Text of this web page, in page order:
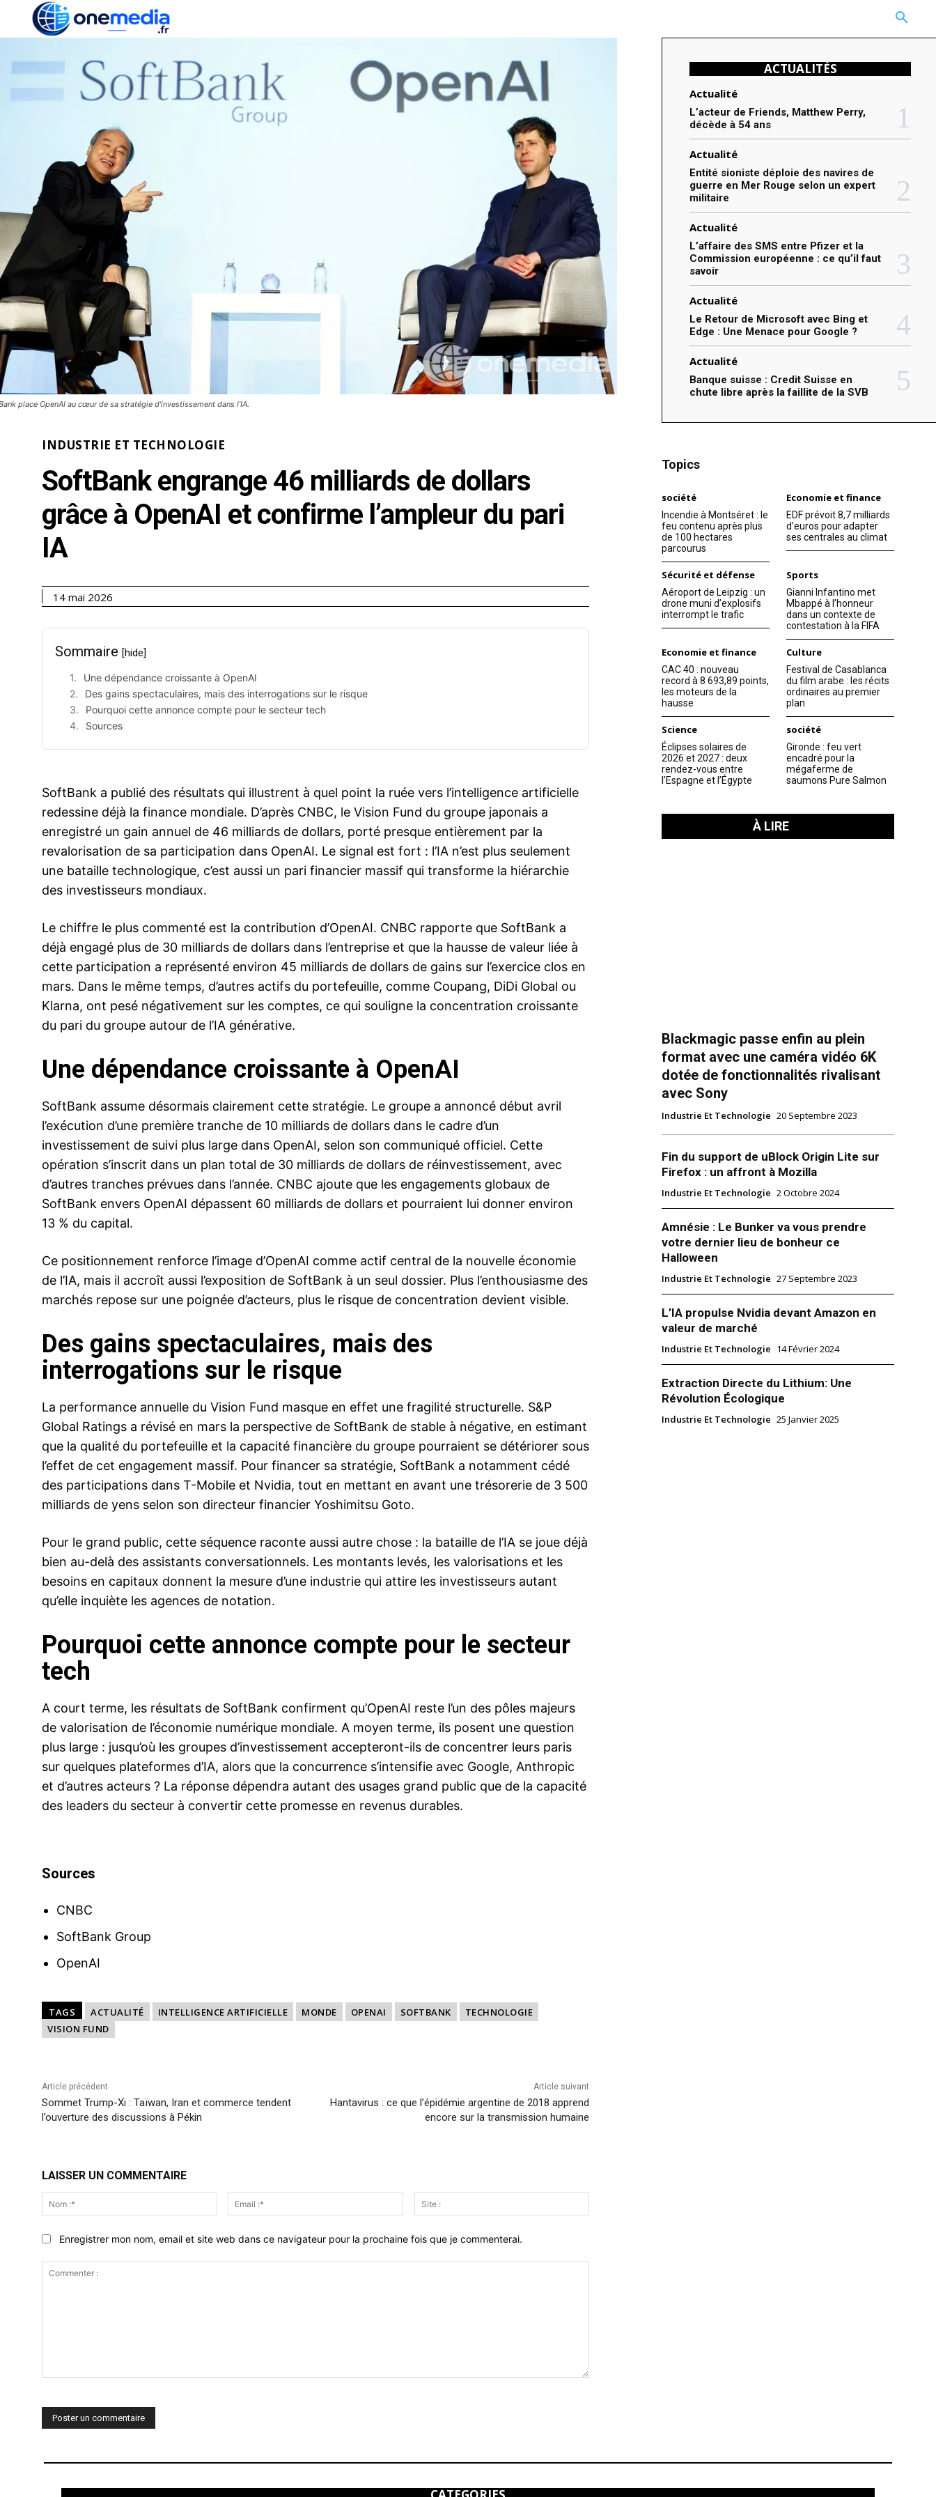
MORE
place OpenAI au cœur de sa stratégie d'investissement dans l'IA.
INDUSTRIE ET TECHNOLOGIE
SoftBank engrange 46 milliards de dollars
grâce à OpenAI et confirme l’ampleur du pari
IA
14 mai 2026
Sommaire [hide]
Une dépendance croissante à OpenAI
Des gains spectaculaires, mais des interrogations sur le risque
Pourquoi cette annonce compte pour le secteur tech
Sources
SoftBank a publié des résultats qui illustrent à quel point la ruée vers l’intelligence artificielle
redessine déjà la finance mondiale. D’après CNBC, le Vision Fund du groupe japonais a
enregistré un gain annuel de 46 milliards de dollars, porté presque entièrement par la
revalorisation de sa participation dans OpenAI. Le signal est fort : l’IA n’est plus seulement
une bataille technologique, c’est aussi un pari financier massif qui transforme la hiérarchie
des investisseurs mondiaux.
Le chiffre le plus commenté est la contribution d’OpenAI. CNBC rapporte que SoftBank a
déjà engagé plus de 30 milliards de dollars dans l’entreprise et que la hausse de valeur liée à
cette participation a représenté environ 45 milliards de dollars de gains sur l’exercice clos en
mars. Dans le même temps, d’autres actifs du portefeuille, comme Coupang, DiDi Global ou
Klarna, ont pesé négativement sur les comptes, ce qui souligne la concentration croissante
du pari du groupe autour de l’IA générative.
Une dépendance croissante à OpenAI
SoftBank assume désormais clairement cette stratégie. Le groupe a annoncé début avril
l’exécution d’une première tranche de 10 milliards de dollars dans le cadre d’un
investissement de suivi plus large dans OpenAI, selon son communiqué officiel. Cette
opération s’inscrit dans un plan total de 30 milliards de dollars de réinvestissement, avec
d’autres tranches prévues dans l’année. CNBC ajoute que les engagements globaux de
SoftBank envers OpenAI dépassent 60 milliards de dollars et pourraient lui donner environ
13 % du capital.
Ce positionnement renforce l’image d’OpenAI comme actif central de la nouvelle économie
de l’IA, mais il accroît aussi l’exposition de SoftBank à un seul dossier. Plus l’enthousiasme des
marchés repose sur une poignée d’acteurs, plus le risque de concentration devient visible.
Des gains spectaculaires, mais des
interrogations sur le risque
La performance annuelle du Vision Fund masque en effet une fragilité structurelle. S&P
Global Ratings a révisé en mars la perspective de SoftBank de stable à négative, en estimant
que la qualité du portefeuille et la capacité financière du groupe pourraient se détériorer sous
l’effet de cet engagement massif. Pour financer sa stratégie, SoftBank a notamment cédé
des participations dans T-Mobile et Nvidia, tout en mettant en avant une trésorerie de 3 500
milliards de yens selon son directeur financier Yoshimitsu Goto.
Pour le grand public, cette séquence raconte aussi autre chose : la bataille de l’IA se joue déjà
bien au-delà des assistants conversationnels. Les montants levés, les valorisations et les
besoins en capitaux donnent la mesure d’une industrie qui attire les investisseurs autant
qu’elle inquiète les agences de notation.
Pourquoi cette annonce compte pour le secteur
tech
A court terme, les résultats de SoftBank confirment qu’OpenAI reste l’un des pôles majeurs
de valorisation de l’économie numérique mondiale. A moyen terme, ils posent une question
plus large : jusqu’où les groupes d’investissement accepteront-ils de concentrer leurs paris
sur quelques plateformes d’IA, alors que la concurrence s’intensifie avec Google, Anthropic
et d’autres acteurs ? La réponse dépendra autant des usages grand public que de la capacité
des leaders du secteur à convertir cette promesse en revenus durables.
Sources
CNBC
SoftBank Group
OpenAI
TAGS ACTUALITÉ INTELLIGENCE ARTIFICIELLE MONDE OPENAI SOFTBANK
TECHNOLOGIE
VISION FUND
Article précédent
Sommet Trump-Xi : Taïwan, Iran et commerce tendent
l’ouverture des discussions à Pékin
Article suivant
Hantavirus : ce que l’épidémie argentine de 2018 apprend
encore sur la transmission humaine
LAISSER UN COMMENTAIRE
Nom
:*
Email
:*
:
Enregistrer mon nom, email et site web dans ce navigateur pour la prochaine fois que je commenterai.
ACTUALITÉS
Actualité
L’acteur de Friends, Matthew Perry,
décède à 54 ans
Actualité
Entité sioniste déploie des navires de
guerre en Mer Rouge selon un expert
militaire
Actualité
L’affaire des SMS entre Pfizer et la
Commission européenne : ce qu’il faut
savoir
Actualité
Le Retour de Microsoft avec Bing et
Edge : Une Menace pour Google ?
Actualité
Banque suisse : Credit Suisse en
chute libre après la faillite de la SVB
Topics
société
Incendie à Montséret : le
feu contenu après plus
de 100 hectares
parcourus
Economie et finance
EDF prévoit 8,7 milliards
d’euros pour adapter
ses centrales au climat
Sécurité et défense
Aéroport de Leipzig : un
drone muni d’explosifs
interrompt le trafic
Sports
Gianni Infantino met
Mbappé à l’honneur
dans un contexte de
contestation à la FIFA
Economie et finance
CAC 40 : nouveau
record à 8 693,89 points,
les moteurs de la
hausse
Culture
Festival de Casablanca
du film arabe : les récits
ordinaires au premier
plan
Science
Éclipses solaires de
2026 et 2027 : deux
rendez-vous entre
l’Espagne et l’Égypte
société
Gironde : feu vert
encadré pour la
mégaferme de
saumons Pure Salmon
À LIRE
Blackmagic passe enfin au plein
format avec une caméra vidéo 6K
dotée de fonctionnalités rivalisant
avec Sony
Industrie Et Technologie 20 Septembre 2023
Fin du support de uBlock Origin Lite sur
Firefox : un affront à Mozilla
Industrie Et Technologie 2 Octobre 2024
Amnésie : Le Bunker va vous prendre
votre dernier lieu de bonheur ce
Halloween
Industrie Et Technologie 27 Septembre 2023
L’IA propulse Nvidia devant Amazon en
valeur de marché
Industrie Et Technologie 14 Février 2024
Extraction Directe du Lithium: Une
Révolution Écologique
Industrie Et Technologie 25 Janvier 2025